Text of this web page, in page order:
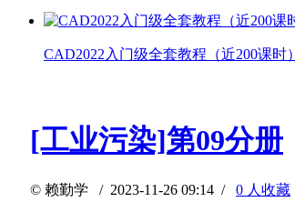
CAD2022入门级全套教程（近200课时）
[工业污染]第09分册
© 赖勤学 / 2023-11-26 09:14 / 0 人收藏